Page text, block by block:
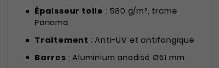
Épaisseur toile : 580 g/m², trame
Panama
Traitement : Anti-UV et antifongique
Barres : Aluminium anodisé Ø51 mm